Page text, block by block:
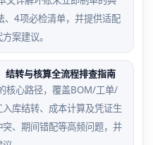
、4项必检清单，并提供适配
案建议。
结转与核算全流程排查指南
核心路径，覆盖BOM/工单/
库结转、成本计算及凭证生
、期间错配等高频问题，并